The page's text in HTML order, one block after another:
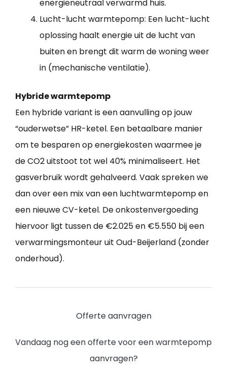
energieneutraal verwarmd huis.
Lucht-lucht warmtepomp: Een lucht-lucht
oplossing haalt energie uit de lucht van
buiten en brengt dit warm de woning weer
in (mechanische ventilatie).
Hybride warmtepomp
Een hybride variant is een aanvulling op jouw
“ouderwetse” HR-ketel. Een betaalbare manier
om te besparen op energiekosten waarmee je
de CO2 uitstoot tot wel 40% minimaliseert. Het
gasverbruik wordt gehalveerd. Vaak spreken we
dan over een mix van een luchtwarmtepomp en
een nieuwe CV-ketel. De onkostenvergoeding
hiervoor ligt tussen de €2.025 en €5.550 bij een
verwarmingsmonteur uit Oud-Beijerland (zonder
onderhoud).
Offerte aanvragen
Vandaag nog een offerte voor een warmtepomp
aanvragen?